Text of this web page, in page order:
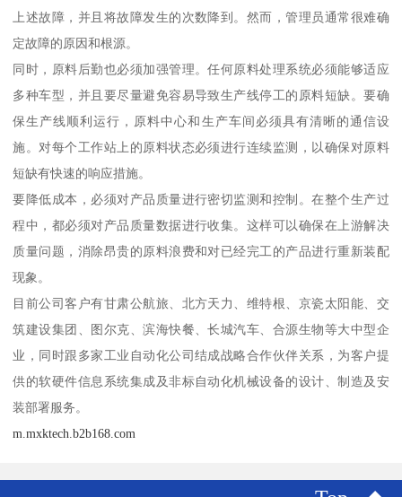
上述故障，并且将故障发生的次数降到。然而，管理员通常很难确
定故障的原因和根源。
同时，原料后勤也必须加强管理。任何原料处理系统必须能够适应
多种车型，并且要尽量避免容易导致生产线停工的原料短缺。要确
保生产线顺利运行，原料中心和生产车间必须具有清晰的通信设
施。对每个工作站上的原料状态必须进行连续监测，以确保对原料
短缺有快速的响应措施。
要降低成本，必须对产品质量进行密切监测和控制。在整个生产过
程中，都必须对产品质量数据进行收集。这样可以确保在上游解决
质量问题，消除昂贵的原料浪费和对已经完工的产品进行重新装配
现象。
目前公司客户有甘肃公航旅、北方天力、维特根、京瓷太阳能、交
筑建设集团、图尔克、滨海快餐、长城汽车、合源生物等大中型企
业，同时跟多家工业自动化公司结成战略合作伙伴关系，为客户提
供的软硬件信息系统集成及非标自动化机械设备的设计、制造及安
装部署服务。
m.mxktech.b2b168.com